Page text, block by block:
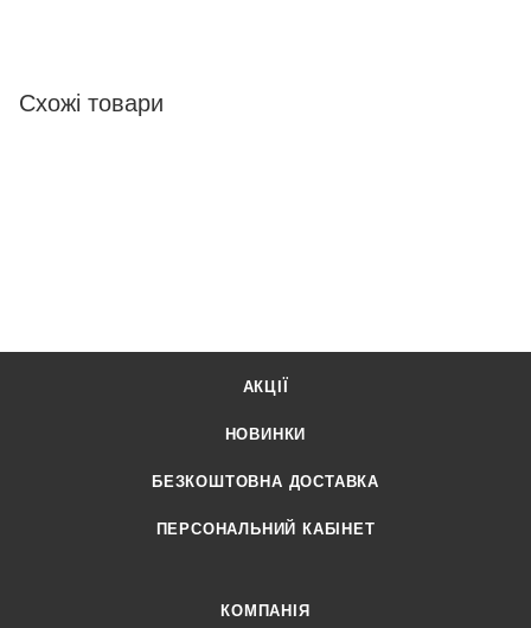
Схожі товари
АКЦІЇ
НОВИНКИ
БЕЗКОШТОВНА ДОСТАВКА
ПЕРСОНАЛЬНИЙ КАБІНЕТ
КОМПАНІЯ